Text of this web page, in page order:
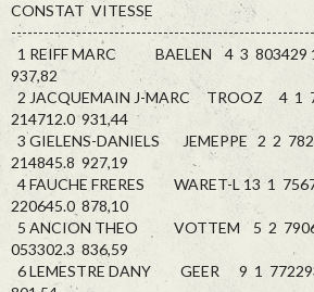
CONSTAT VITESSE
1 REIFF MARC BAELEN 4 3 803429
937,82
2 JACQUEMAIN J-MARC TROOZ 4 1
214712.0 931,44
3 GIELENS-DANIELS JEMEPPE 2 2
214845.8 927,19
4 FAUCHE FRERES WARET-L 13 1
220645.0 878,10
5 ANCION THEO VOTTEM 5 2
053302.3 836,59
6 LEMESTRE DANY GEER 9 1 772293